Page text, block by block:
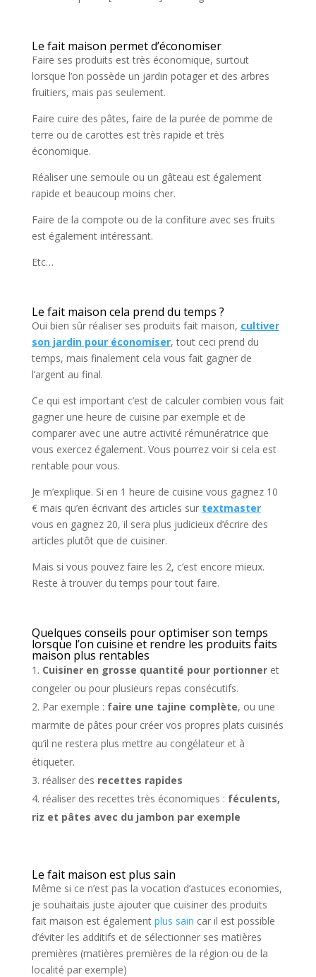
Le fait maison permet d’économiser
Faire ses produits est très économique, surtout
lorsque l’on possède un jardin potager et des arbres
fruitiers, mais pas seulement.
Faire cuire des pâtes, faire de la purée de pomme de
terre ou de carottes est très rapide et très
économique.
Réaliser une semoule ou un gâteau est également
rapide et beaucoup moins cher.
Faire de la compote ou de la confiture avec ses fruits
est également intéressant.
Etc…
Le fait maison cela prend du temps ?
Oui bien sûr réaliser ses produits fait maison, cultiver
son jardin pour économiser, tout ceci prend du
temps, mais finalement cela vous fait gagner de
l’argent au final.
Ce qui est important c’est de calculer combien vous fait
gagner une heure de cuisine par exemple et de
comparer avec une autre activité rémunératrice que
vous exercez également. Vous pourrez voir si cela est
rentable pour vous.
Je m’explique. Si en 1 heure de cuisine vous gagnez 10
€ mais qu’en écrivant des articles sur textmaster
vous en gagnez 20, il sera plus judicieux d’écrire des
articles plutôt que de cuisiner.
Mais si vous pouvez faire les 2, c’est encore mieux.
Reste à trouver du temps pour tout faire.
Quelques conseils pour optimiser son temps
lorsque l’on cuisine et rendre les produits faits
maison plus rentables
Cuisiner en grosse quantité pour portionneret
congeler ou pour plusieurs repas consécutifs.
Par exemple : faire une tajine complète, ou une
marmite de pâtes pour créer vos propres plats cuisinés
qu’il ne restera plus mettre au congélateur et à
étiqueter.
réaliser des recettes rapides
réaliser des recettes très économiques : féculents,
riz et pâtes avec du jambon par exemple
Le fait maison est plus sain
Même si ce n’est pas la vocation d’astuces economies,
je souhaitais juste ajouter que cuisiner des produits
fait maison est également plus sain car il est possible
d’éviter les additifs et de sélectionner ses matières
premières (matières premières de la région ou de la
localité par exemple)